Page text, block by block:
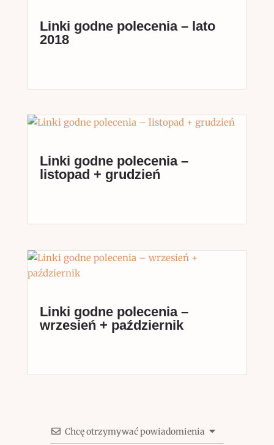
Linki godne polecenia – lato
2018
Linki godne polecenia –
listopad + grudzień
Linki godne polecenia –
wrzesień + październik
Chcę otrzymywać powiadomienia